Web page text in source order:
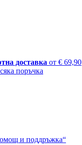
доставка от € 69,90
поръчка
и поддръжка“